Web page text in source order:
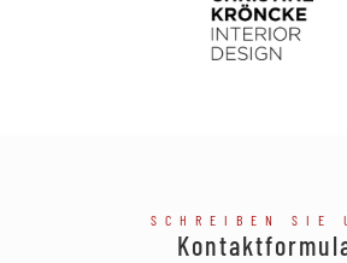
SCHREIBEN SIE